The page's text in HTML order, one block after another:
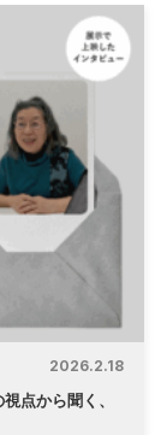
2026.2.18
点から聞く、